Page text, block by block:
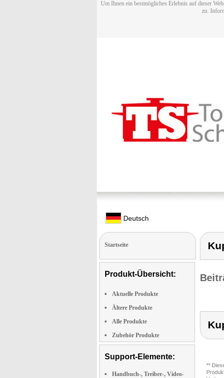
Um Ihnen ein bestmögliches Erlebnis auf dieser
zu.
Deutsch
Startseite
Produkt-Übersicht:
Aktuelle Produkte
Ältere Produkte
Alle Produkte
Zubehör Produkte
Support-Elemente:
Handbuch-, Treiber-, Video-
**